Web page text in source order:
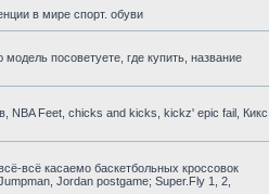
в мире спорт. обуви
посоветуете, где купить, название
NBA Feet, chicks and kicks, kickz' epic fail, Кикс
всё касаемо баскетбольных кроссовок
Jordan postgame; Super.Fly 1, 2,